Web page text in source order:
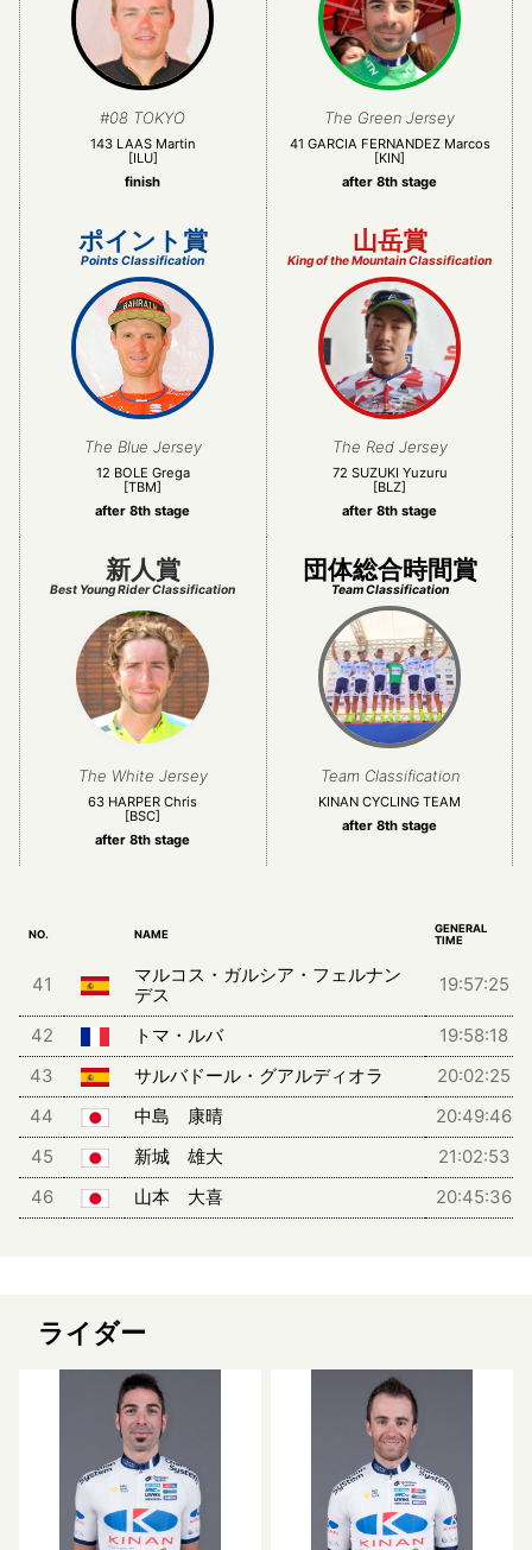
#08 TOKYO
143 LAAS Martin
[ILU]
finish
The Green Jersey
41 GARCIA FERNANDEZ Marcos
[KIN]
after 8th stage
ポイント賞
Points Classification
The Blue Jersey
12 BOLE Grega
[TBM]
after 8th stage
山岳賞
King of the Mountain Classification
The Red Jersey
72 SUZUKI Yuzuru
[BLZ]
after 8th stage
新人賞
Best Young Rider Classification
The White Jersey
63 HARPER Chris
[BSC]
after 8th stage
団体総合時間賞
Team Classification
Team Classification
KINAN CYCLING TEAM
after 8th stage
NO. NAME
GENERAL
TIME
41
マルコス・ガルシア・フェルナン
デス
19:57:25
42 トマ・ルバ
19:58:18
43
サルバドール・グアルディオラ
20:02:25
44
中島 康晴
20:49:46
45
新城 雄大
21:02:53
46
山本 大喜 20:45:36
ライダー